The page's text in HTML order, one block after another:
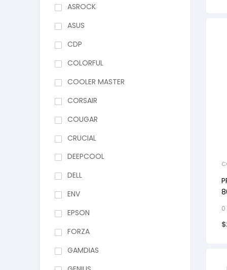
0
$
ASROCK
ASUS
CDP
COLORFUL
COOLER MASTER
CORSAIR
COUGAR
CRUCIAL
DEEPCOOL
DELL
ENV
EPSON
FORZA
GAMDIAS